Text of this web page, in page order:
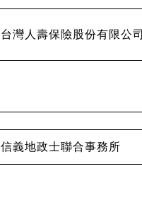
台灣人壽保險股份有限公司
信義地政士聯合事務所